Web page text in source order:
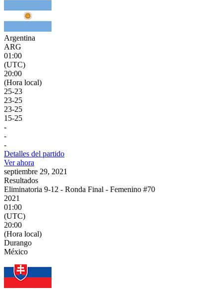
Argentina
ARG
01:00
(UTC)
20:00
(Hora local)
25-23
23-25
23-25
15-25
-
-
-
Detalles del partido
Ver ahora
septiembre 29, 2021
Resultados
Eliminatoria 9-12 - Ronda Final - Femenino #70
2021
01:00
(UTC)
20:00
(Hora local)
Durango
México